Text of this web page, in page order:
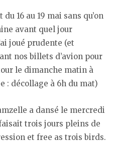
16 au 19 mai sans qu’on
avant quel jour
joué prudente (et
nos billets d’avion pour
le dimanche matin à
: décollage à 6h du mat)
a dansé le mercredi
trois jours pleins de
et free as trois birds.